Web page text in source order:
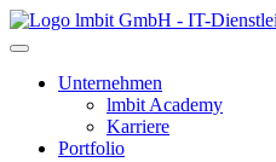
lmbit GmbH - IT-
Unternehmen
lmbit Academy
Karriere
Portfolio